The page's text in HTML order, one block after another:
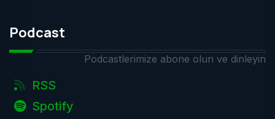
Podcast
Podcastlerimize abone olun ve dinleyin
RSS
Spotify